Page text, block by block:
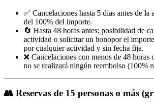
✅ Cancelaciones hasta 5 días antes de la
del 100% del importe.
🔄 Hasta 48 horas antes: posibilidad de
actividad o solicitar un bonopor el
por cualquier actividad y sin fecha fija.
❌ Cancelaciones con menos de 48 horas
no se realizará ningún reembolso (100%
👥 Reservas de 15 personas o más